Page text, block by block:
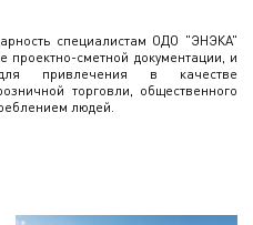
специалистам ОДО "ЭНЭКА"
сметной документации, и
привлечения в качестве
торговли, общественного
людей.